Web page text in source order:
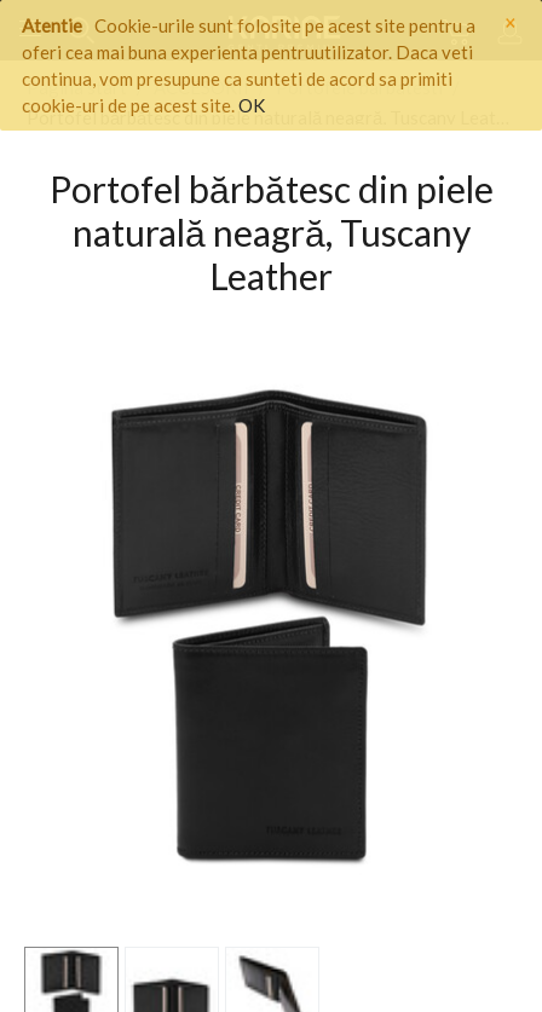
×
Atentie Cookie-urile sunt folosite pe acest site pentru a
oferi cea mai buna experienta pentruutilizator. Daca veti
continua, vom presupune ca sunteti de acord sa primiti
cookie-uri de pe acest site.OK
Pagina start / ACCESORII / Portofele barbatesti
Portofel bărbătesc din piele naturală neagră, Tuscany Leather
Portofel bărbătesc din piele
naturală neagră, Tuscany
Leather